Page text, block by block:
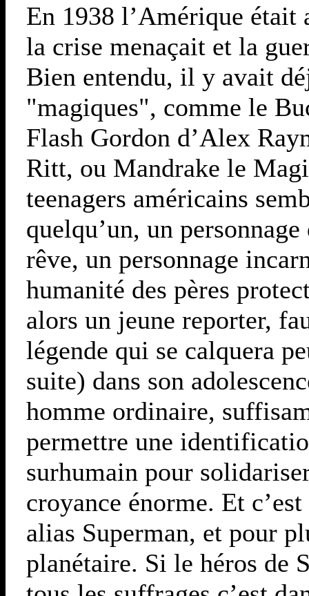
En 1938 l’Amérique était
la crise menaçait et la
Bien entendu, il y avait
"magiques", comme le
Flash Gordon d’Alex
Ritt, ou Mandrake le
teenagers américains
quelqu’un, un
rêve, un personnage
humanité des pères
alors un jeune reporter,
légende qui se calquera
suite) dans son
homme ordinaire,
permettre une
surhumain pour
croyance énorme. Et
alias Superman, et pour
planétaire. Si le héros de